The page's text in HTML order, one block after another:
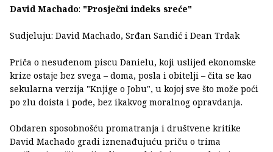
David Machado: "Prosječni indeks sreće"
Sudjeluju: David Machado, Srđan Sandić i Dean Trdak
Priča o nesuđenom piscu Danielu, koji uslijed ekonomske
krize ostaje bez svega – doma, posla i obitelji – čita se kao
sekularna verzija "Knjige o Jobu", u kojoj sve što može poći
po zlu doista i pođe, bez ikakvog moralnog opravdanja.
Obdaren sposobnošću promatranja i društvene kritike
David Machado gradi iznenađujuću priču o trima